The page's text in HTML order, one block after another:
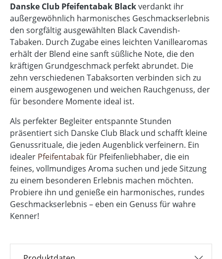
Danske Club Pfeifentabak Blackverdankt ihr
außergewöhnlich harmonisches Geschmackserlebnis
den sorgfältig ausgewählten Black Cavendish-
Tabaken. Durch Zugabe eines leichten Vanillearomas
erhält der Blend eine sanft süßliche Note, die den
kräftigen Grundgeschmack perfekt abrundet. Die
zehn verschiedenen Tabaksorten verbinden sich zu
einem ausgewogenen und weichen Rauchgenuss, der
für besondere Momente ideal ist.
Als perfekter Begleiter entspannte Stunden
präsentiert sich Danske Club Black und schafft kleine
Genussrituale, die jeden Augenblick verfeinern. Ein
idealer Pfeifentabakfür Pfeifenliebhaber, die ein
feines, vollmundiges Aroma suchen und jede Sitzung
zu einem besonderen Erlebnis machen möchten.
Probiere ihn und genieße ein harmonisches, rundes
Geschmackserlebnis – eben ein Genuss für wahre
Kenner!